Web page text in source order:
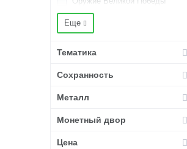
Победа в Отечественной войне
1812
Федерация)
мультипликация
Универсиада 2019
Еще
Тематика
Сохранность
Металл
Монетный двор
Цена